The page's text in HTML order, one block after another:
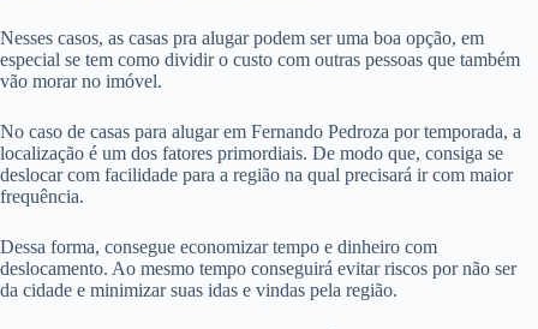
Nesses casos, as casas pra alugar podem ser uma boa opção, em
especial se tem como dividir o custo com outras pessoas que também
vão morar no imóvel.
No caso de casas para alugar em Fernando Pedroza por temporada, a
localização é um dos fatores primordiais. De modo que, consiga se
deslocar com facilidade para a região na qual precisará ir com maior
frequência.
Dessa forma, consegue economizar tempo e dinheiro com
deslocamento. Ao mesmo tempo conseguirá evitar riscos por não ser
da cidade e minimizar suas idas e vindas pela região.